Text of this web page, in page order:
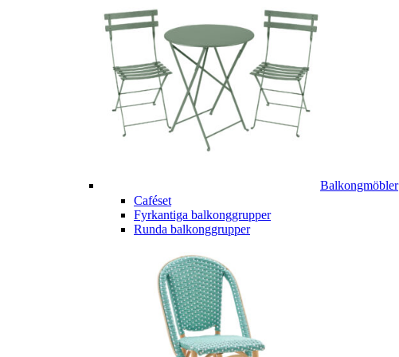
Balkongmöbler
Caféset
Fyrkantiga balkonggrupper
Runda balkonggrupper